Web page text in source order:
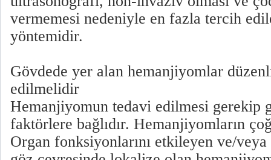
vermemesi nedeniyle en fazla tercih
yöntemidir.
Gövdede yer alan hemanjiyomlar
edilmelidir
Hemanjiyomun tedavi edilmesi gerekip
faktörlere bağlıdır. Hemanjiyomların
Organ fonksiyonlarını etkileyen ve/